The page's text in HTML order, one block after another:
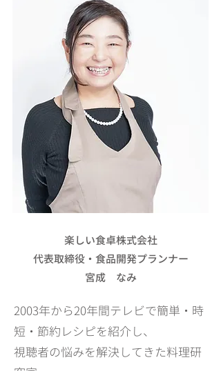
楽しい食卓株式会社
代表取締役・食品開発プランナー
​宮成 なみ
2003年から20年間テレビで簡単・時
短・節約レシピを紹介し、
視聴者の悩みを解決してきた料理研